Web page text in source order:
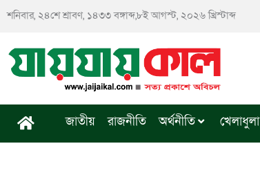
Skip
শনিবার, ২৪শে শ্রাবণ, ১৪৩৩ বঙ্গাব্দ,৮ই আগস্ট, ২০২৬ খ্রিস্টাব্দ
জাতীয় রাজনীতি অর্থনীতি খেলাধুলা